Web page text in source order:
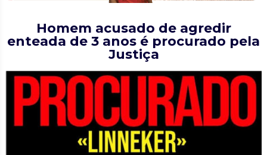
Homem acusado de agredir
enteada de 3 anos é procurado pela
Justiça